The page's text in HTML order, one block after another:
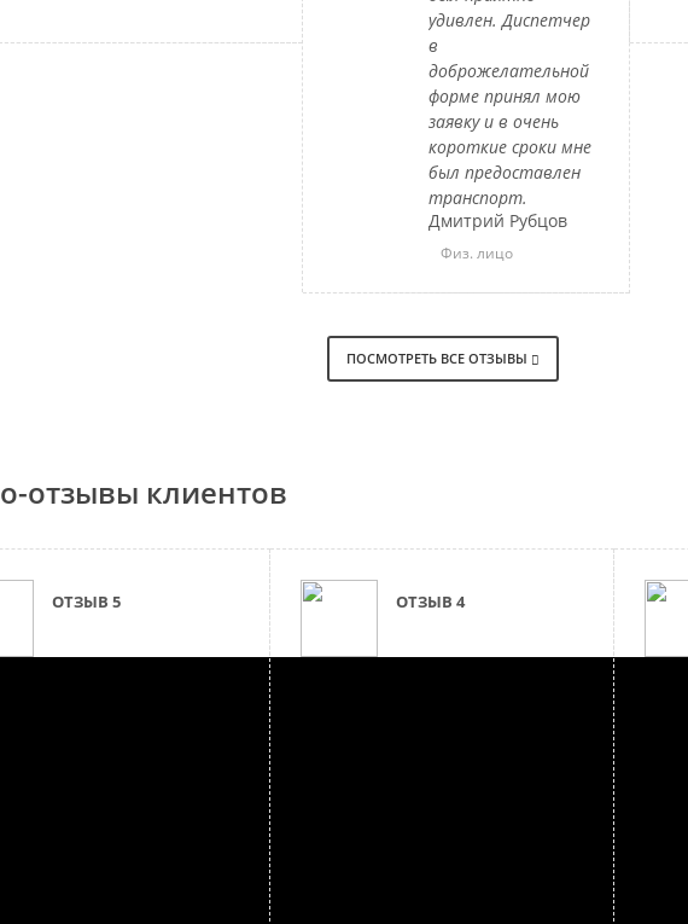
удивлен. Диспетчер
в
доброжелательной
форме принял мою
заявку и в очень
короткие сроки мне
был предоставлен
транспорт.
Дмитрий Рубцов
Физ. лицо
ПОСМОТРЕТЬ ВСЕ ОТЗЫВЫ
отзывы клиентов
ОТЗЫВ 5 ОТЗЫВ 4